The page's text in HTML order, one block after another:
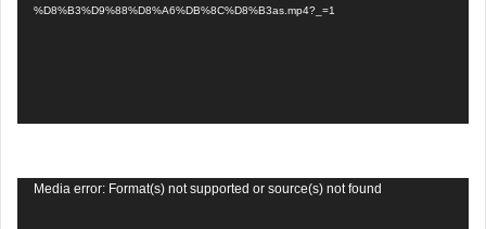
%D8%B3%D9%88%D8%A6%DB%8C%D8%B3as.mp4?_=1
Media error: Format(s) not supported or source(s) not found